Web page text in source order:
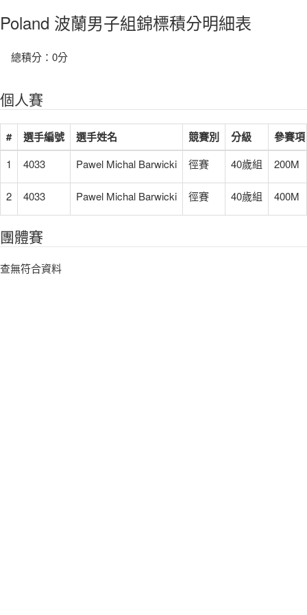
Poland 波蘭男子組錦標積分明細表
總積分：0分
個人賽
# 選手編號 選手姓名 競賽別 分級 參賽
1 4033 Pawel Michal Barwicki 徑賽 40歲組 200M
2 4033 Pawel Michal Barwicki 徑賽 40歲組 400M
團體賽
查無符合資料